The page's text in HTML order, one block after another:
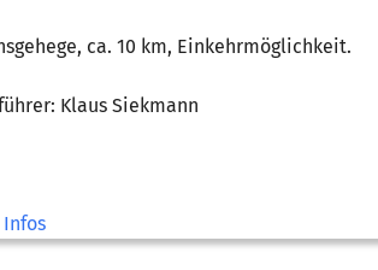
ca. 10 km, Einkehrmöglichkeit.
Klaus Siekmann